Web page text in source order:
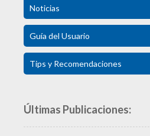
Noticias
Guía del Usuario
Tips y Recomendaciones
Últimas Publicaciones: